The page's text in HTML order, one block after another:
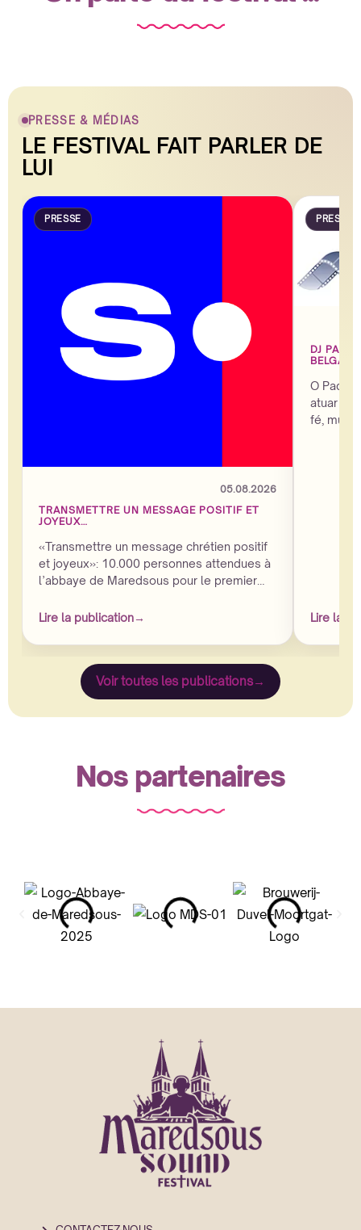
PRESSE & MÉDIAS
LE FESTIVAL FAIT PARLER DE
LUI
PRESSE
05.08.2026
TRANSMETTRE UN MESSAGE POSITIF ET
JOYEUX…
«Transmettre un message chrétien positif
et joyeux»: 10.000 personnes attendues à
l’abbaye de Maredsous pour le premier
Lire la publication→
PRESSE
DJ
BELGA
O Padre
atuar no
fé,
Lire la
Voir toutes les publications→
Nos partenaires